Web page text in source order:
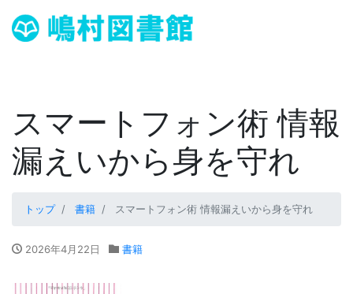
スマートフォン術 情報
漏えいから身を守れ
トップ 書籍 スマートフォン術 情報漏えいから身を守れ
2026年4月22日 書籍